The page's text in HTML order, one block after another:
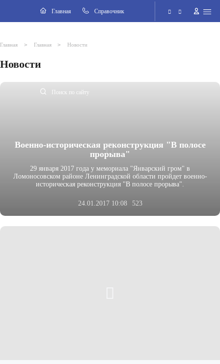
Главная Cправочник
Поиск по сайту
Главная > Главная > Новости
Новости
Военно-историческая реконструкция "В полосе
прорыва"
29 января 2017 года у мемориала "Январский гром" в
Ломоносовском районе Ленинградской области пройдет военно-
историческая реконструкция "В полосе прорыва".
24.01.2017 10:08 523